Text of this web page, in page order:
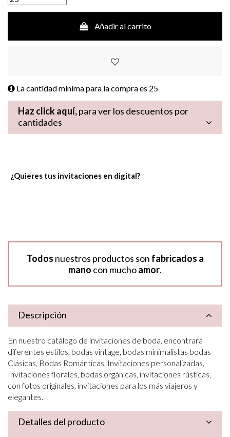
Añadir al carrito
La cantidad mínima para la compra es 25
Haz click aquí,para ver los descuentos por
cantidades
¿Quieres tus invitaciones en digital?
Todos nuestros productos son fabricados a
mano con muchoamor.
Descripción
En nuestro catálogo de invitaciones de boda. encontrará
diferentes estilos, bodas vintage, bodas minimalistas bodas
Clásicas, Bodas Románticas, Invitaciones personalizadas,
Invitaciones florales, bodas orgánicas, invitaciones rústicas,
con fotos originales, invitaciones para los más viajeros y
elegantes.
Detalles del producto